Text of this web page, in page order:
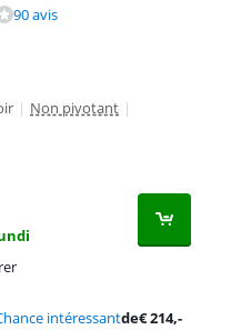
avis.
90 avis
| Non pivotant |
intéressantde€214,-